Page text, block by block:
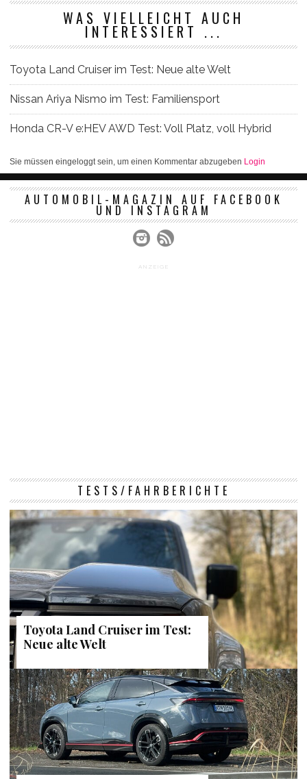
WAS VIELLEICHT AUCH
INTERESSIERT ...
Toyota Land Cruiser im Test: Neue alte Welt
Nissan Ariya Nismo im Test: Familiensport
Honda CR-V e:HEV AWD Test: Voll Platz, voll Hybrid
Sie müssen eingeloggt sein, um einen Kommentar abzugeben Login
AUTOMOBIL-MAGAZIN AUF FACEBOOK
UND INSTAGRAM
ANZEIGE
TESTS/FAHRBERICHTE
Toyota Land Cruiser im Test:
Neue alte Welt